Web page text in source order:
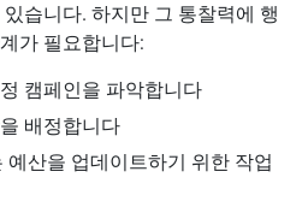
습니다. 하지만 그 통찰력에 행
가 필요합니다:
캠페인을 파악합니다
배정합니다
예산을 업데이트하기 위한 작업